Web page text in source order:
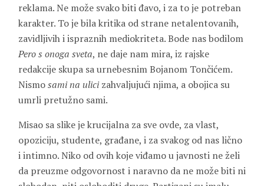
reklama. Ne može svako biti đavo, i za to je potreban
karakter. To je bila kritika od strane netalentovanih,
zavidljivih i ispraznih mediokriteta. Bode nas bodilom
Pero s onoga sveta, ne daje nam mira, iz rajske
redakcije skupa sa urnebesnim Bojanom Tončićem.
Nismosami na ulicizahvaljujući njima, a obojica su
umrli pretužno sami.
Misao sa slike je krucijalna za sve ovde, za vlast,
opoziciju, studente, građane, i za svakog od nas lično
i intimno. Niko od ovih koje viđamo u javnosti ne želi
da preuzme odgovornost i naravno da ne može biti ni